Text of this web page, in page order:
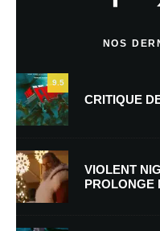
Nom*
NOS
9.5
CRITIQUE
VIOLENT
PROLONGE